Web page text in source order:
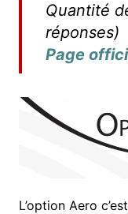
Quantité
réponses)
Page
L’option Aero